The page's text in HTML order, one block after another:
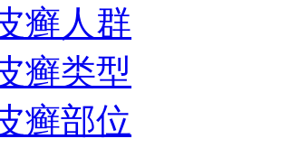
癣人群
癣类型
癣部位